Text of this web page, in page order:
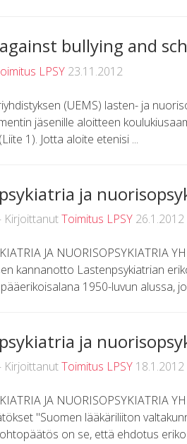
bullying and
LPSY 23.11.2012
(UEMS) lasten- ja
jäsenille aloitteen
1). Jotta aloite etenisi ...
ja
Toimitus LPSY 26.1.2012
JA NUORISOPSYKIATRIA
kannanotto Lastenpsykiatrian
1950-luvun alussa,
ja
Toimitus LPSY 18.1.2012
JA NUORISOPSYKIATRIA
"Suomen lääkäriliiton
on se, että ehdotus